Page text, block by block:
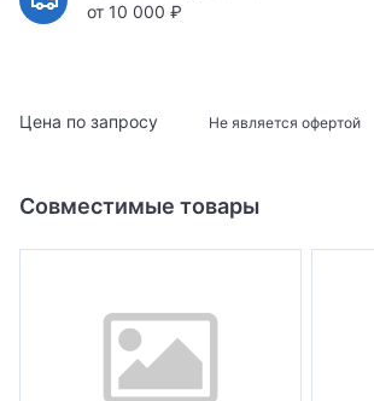
от 10 000 ₽
Цена по запросу Не является офертой
Совместимые товары